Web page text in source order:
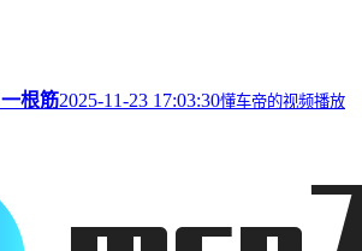
一根筋2025-11-23 17:03:30懂车帝的视频播放